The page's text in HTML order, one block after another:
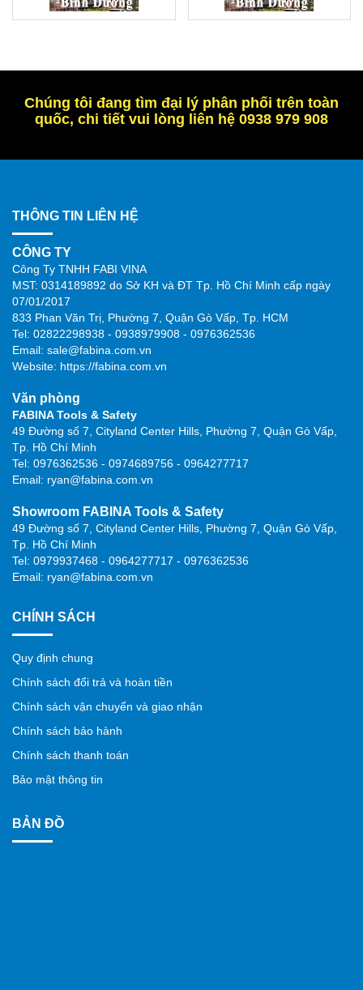
Chúng tôi đang tìm đại lý phân phối trên toàn
quốc, chi tiết vui lòng liên hệ 0938 979 908
THÔNG TIN LIÊN HỆ
CÔNG TY
Công Ty TNHH FABI VINA
MST: 0314189892 do Sở KH và ĐT Tp. Hồ Chí Minh cấp ngày
07/01/2017
833 Phan Văn Trị, Phường 7, Quận Gò Vấp, Tp. HCM
Tel: 02822298938 - 0938979908 - 0976362536
Email: sale@fabina.com.vn
Website: https://fabina.com.vn
Văn phòng
FABINA Tools & Safety
49 Đường số 7, Cityland Center Hills, Phường 7, Quận Gò Vấp,
Tp. Hồ Chí Minh
Tel: 0976362536 - 0974689756 - 0964277717
Email: ryan@fabina.com.vn
Showroom FABINA Tools & Safety
49 Đường số 7, Cityland Center Hills, Phường 7, Quận Gò Vấp,
Tp. Hồ Chí Minh
Tel: 0979937468 - 0964277717 - 0976362536
Email: ryan@fabina.com.vn
CHÍNH SÁCH
Quy định chung
Chính sách đổi trả và hoàn tiền
Chính sách vận chuyển và giao nhận
Chính sách bảo hành
Chính sách thanh toán
Bảo mật thông tin
BẢN ĐỒ